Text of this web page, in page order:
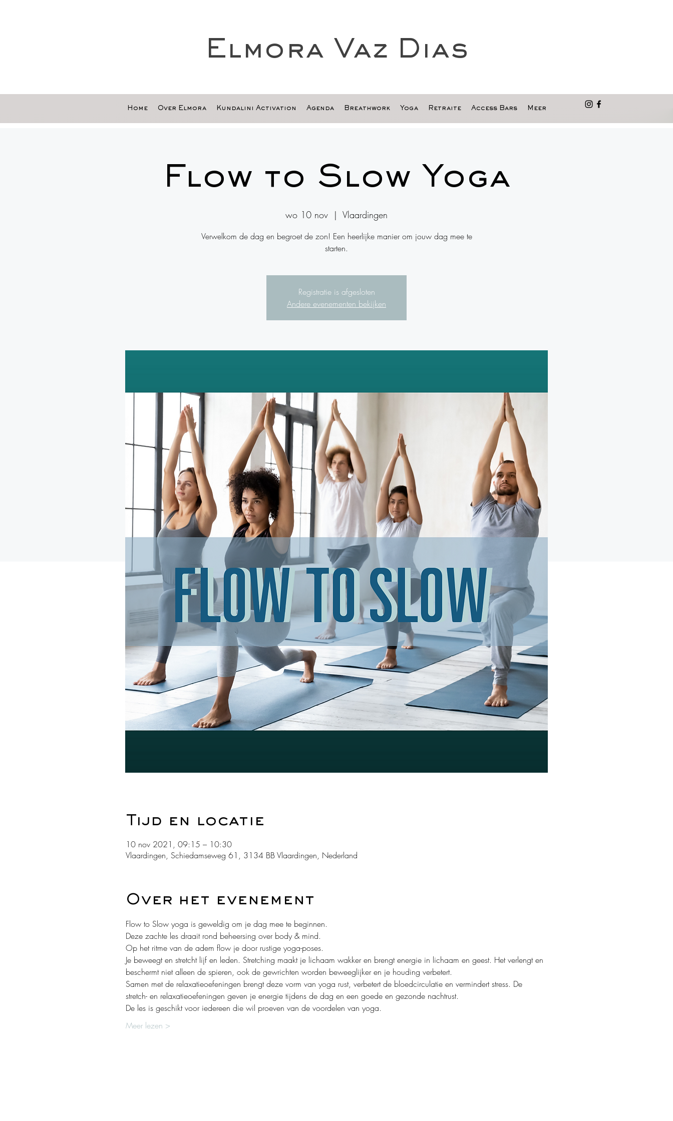
Elmora Vaz Dias
Home Over Elmora Kundalini Activation Agenda Breathwork Yoga Retraite Access Bars Meer
Flow to Slow Yoga
wo 10 nov
  |
Vlaardingen
Verwelkom de dag en begroet de zon! Een heerlijke manier om jouw dag mee te
starten.
Registratie is afgesloten
Andere evenementen bekijken
Tijd en locatie
10 nov 2021, 09:15 – 10:30
Vlaardingen, Schiedamseweg 61, 3134 BB Vlaardingen, Nederland
Over het evenement
Flow to Slow yoga is geweldig om je dag mee te beginnen.
Deze zachte les draait rond beheersing over body & mind.
Op het ritme van de adem flow je door rustige yoga-poses.
Je beweegt en stretcht lijf en leden. Stretching maakt je lichaam wakker en brengt energie in lichaam en geest. Het verlengt en
beschermt niet alleen de spieren, ook de gewrichten worden beweeglijker en je houding verbetert.
Samen met de relaxatieoefeningen brengt deze vorm van yoga rust, verbetert de bloedcirculatie en vermindert stress. De
stretch- en relaxatieoefeningen geven je energie tijdens de dag en een goede en gezonde nachtrust.
De les is geschikt voor iedereen die wil proeven van de voordelen van yoga.
Meer lezen >